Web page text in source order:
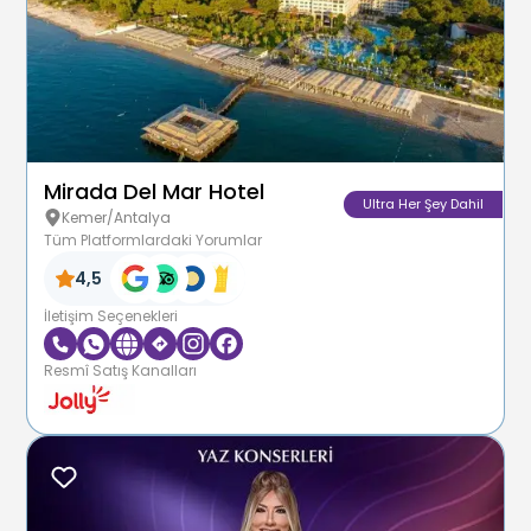
Mirada Del Mar Hotel
Kemer/Antalya
Ultra Her Şey Dahil
Tüm Platformlardaki Yorumlar
4,5
İletişim Seçenekleri
Resmî Satış Kanalları